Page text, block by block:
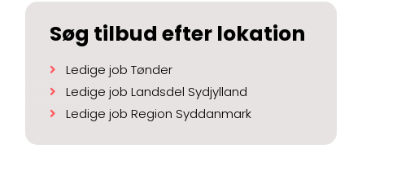
Søg tilbud efter lokation
Ledige job Tønder
Ledige job Landsdel Sydjylland
Ledige job Region Syddanmark